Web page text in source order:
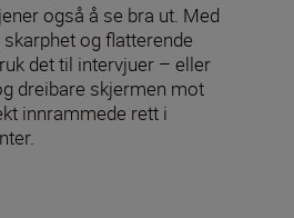
også å se bra ut. Med
og flatterende
det til intervjuer – eller
dreibare skjermen mot
innrammede rett i